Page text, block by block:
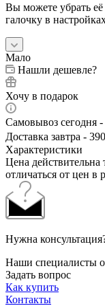
Вы можете убрать
галочку в
Мало
Нашли дешевле?
Хочу в подарок
Самовывоз сегодня -
Доставка завтра -
Характеристики
Цена действительна
отличаться от цен в
Нужна
Наши специалисты
Задать вопрос
Как купить
Контакты